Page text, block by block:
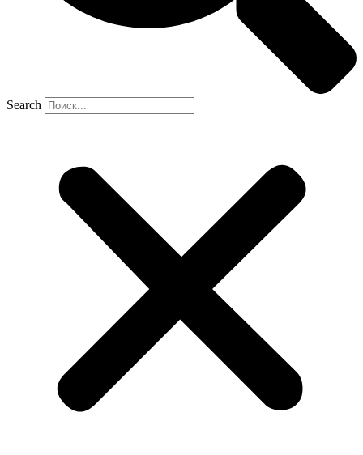
Search